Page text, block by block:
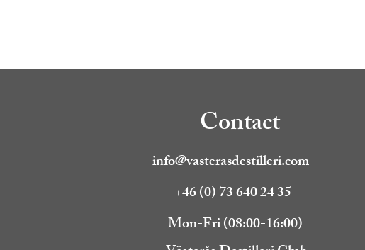
Contact
info@vasterasdestilleri.com
+46 (0) 73 640 24 35
Mon-Fri (08:00-16:00)